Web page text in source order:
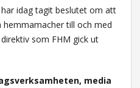
idag tagit beslutet om att
hemmamacher till och med
som FHM gick ut
media